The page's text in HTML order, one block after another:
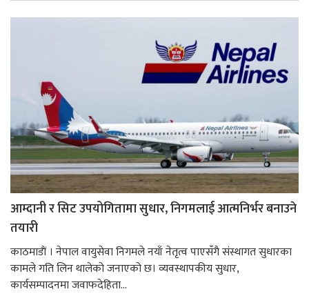
आम्दानी र सिट उपयोगितामा सुधार, निगमलाई आत्मनिर्भर बनाउने
तयारी
काठमाडाैं । नेपाल वायुसेवा निगमले नयाँ नेतृत्व पाएसँगै संस्थागत सुधारका
कामले गति लिन थालेको जनाएको छ। व्यवस्थापकीय सुधार,
कार्यसम्पादनमा जवाफदेहिता...